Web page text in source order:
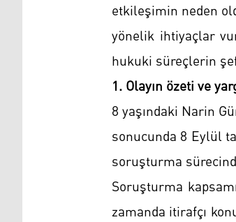
etkileşimin neden
yönelik ihtiyaçlar
hukuki süreçlerin
1. Olayın özeti ve
8 yaşındaki Narin
sonucunda 8 Eylül
soruşturma
Soruşturma
zamanda itirafçı